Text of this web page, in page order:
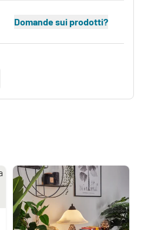
Domande sui prodotti?